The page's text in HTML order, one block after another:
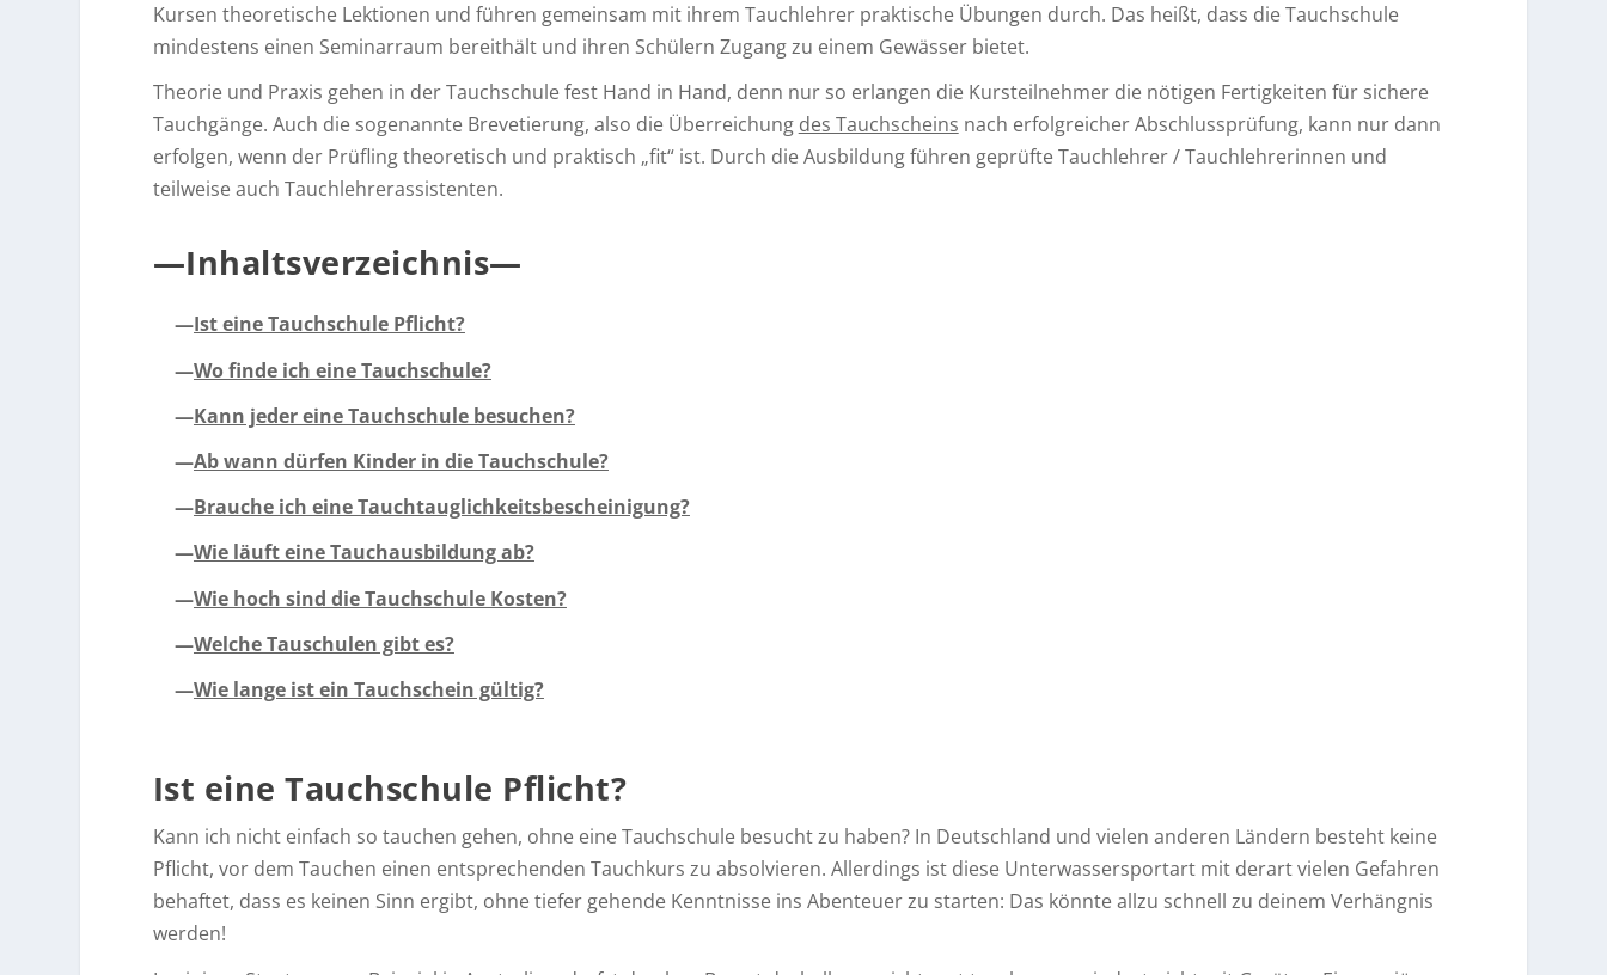
Kursen theoretische Lektionen und führen gemeinsam mit ihrem Tauchlehrer praktische Übungen durch. Das heißt, dass die Tauchschule
mindestens einen Seminarraum bereithält und ihren Schülern Zugang zu einem Gewässer bietet.
Theorie und Praxis gehen in der Tauchschule fest Hand in Hand, denn nur so erlangen die Kursteilnehmer die nötigen Fertigkeiten für sichere
Tauchgänge. Auch die sogenannte Brevetierung, also die Überreichung des Tauchscheins nach erfolgreicher Abschlussprüfung, kann nur dann
erfolgen, wenn der Prüfling theoretisch und praktisch „fit“ ist. Durch die Ausbildung führen geprüfte Tauchlehrer / Tauchlehrerinnen und
teilweise auch Tauchlehrerassistenten.
—Inhaltsverzeichnis—
—Ist eine Tauchschule Pflicht?
—Wo finde ich eine Tauchschule?
—Kann jeder eine Tauchschule besuchen?
—Ab wann dürfen Kinder in die Tauchschule?
—Brauche ich eine Tauchtauglichkeitsbescheinigung?
—Wie läuft eine Tauchausbildung ab?
—Wie hoch sind die Tauchschule Kosten?
—Welche Tauschulen gibt es?
—Wie lange ist ein Tauchschein gültig?
Ist eine Tauchschule Pflicht?
Kann ich nicht einfach so tauchen gehen, ohne eine Tauchschule besucht zu haben? In Deutschland und vielen anderen Ländern besteht keine
Pflicht, vor dem Tauchen einen entsprechenden Tauchkurs zu absolvieren. Allerdings ist diese Unterwassersportart mit derart vielen Gefahren
behaftet, dass es keinen Sinn ergibt, ohne tiefer gehende Kenntnisse ins Abenteuer zu starten: Das könnte allzu schnell zu deinem Verhängnis
werden!